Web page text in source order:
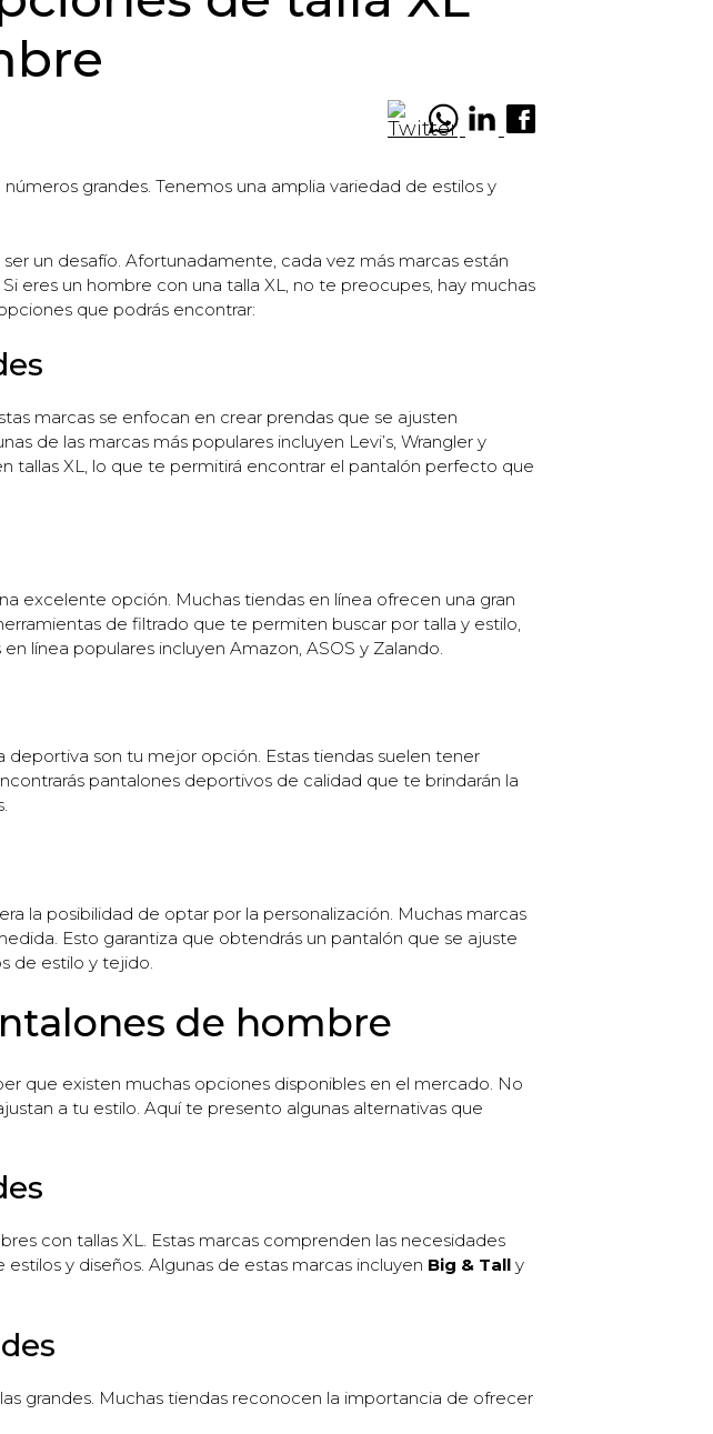
grandes. Tenemos una amplia variedad de estilos y
un desafío. Afortunadamente, cada vez más marcas están
eres un hombre con una talla XL, no te preocupes, hay muchas
que podrás encontrar:
marcas se enfocan en crear prendas que se ajusten
de las marcas más populares incluyen Levi’s, Wrangler y
tallas XL, lo que te permitirá encontrar el pantalón perfecto que
excelente opción. Muchas tiendas en línea ofrecen una gran
de filtrado que te permiten buscar por talla y estilo,
línea populares incluyen Amazon, ASOS y Zalando.
deportiva son tu mejor opción. Estas tiendas suelen tener
pantalones deportivos de calidad que te brindarán la
la posibilidad de optar por la personalización. Muchas marcas
Esto garantiza que obtendrás un pantalón que se ajuste
de estilo y tejido.
de hombre
que existen muchas opciones disponibles en el mercado. No
a tu estilo. Aquí te presento algunas alternativas que
con tallas XL. Estas marcas comprenden las necesidades
y diseños. Algunas de estas marcas incluyen Big & Tall y
grandes. Muchas tiendas reconocen la importancia de ofrecer